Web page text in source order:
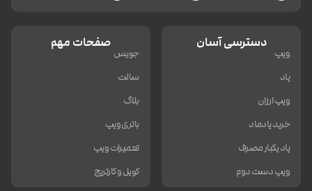
دسترسی آسان
ویپ
پاد
ویپ ارزان
خرید پادماد
پاد یکبار مصرف
ویپ دست دوم
صفحات مهم
جویس
سالت
بلاگ
باتری ویپ
تعمیرات ویپ
کویل و کارتریج